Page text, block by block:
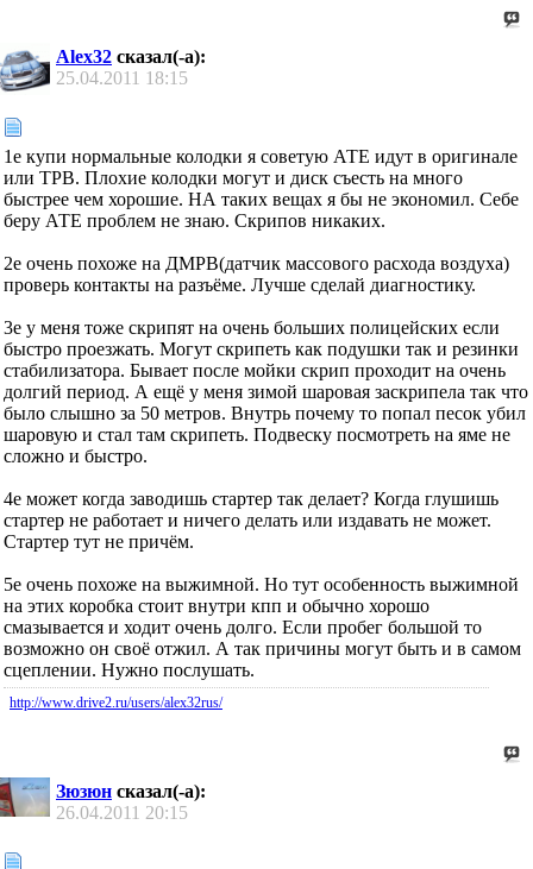
Alex32 сказал(-а):
25.04.2011 18:15
1е купи нормальные колодки я советую АТЕ идут в оригинале
или ТРВ. Плохие колодки могут и диск съесть на много
быстрее чем хорошие. НА таких вещах я бы не экономил. Себе
беру АТЕ проблем не знаю. Скрипов никаких.
2е очень похоже на ДМРВ(датчик массового расхода воздуха)
проверь контакты на разъёме. Лучше сделай диагностику.
3е у меня тоже скрипят на очень больших полицейских если
быстро проезжать. Могут скрипеть как подушки так и резинки
стабилизатора. Бывает после мойки скрип проходит на очень
долгий период. А ещё у меня зимой шаровая заскрипела так что
было слышно за 50 метров. Внутрь почему то попал песок убил
шаровую и стал там скрипеть. Подвеску посмотреть на яме не
сложно и быстро.
4е может когда заводишь стартер так делает? Когда глушишь
стартер не работает и ничего делать или издавать не может.
Стартер тут не причём.
5е очень похоже на выжимной. Но тут особенность выжимной
на этих коробка стоит внутри кпп и обычно хорошо
смазывается и ходит очень долго. Если пробег большой то
возможно он своё отжил. А так причины могут быть и в самом
сцеплении. Нужно послушать.
http://www.drive2.ru/users/alex32rus/
Зюзюн сказал(-а):
26.04.2011 20:15